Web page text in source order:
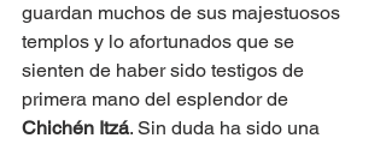
guardan muchos de sus majestuosos
templos y lo afortunados que se
sienten de haber sido testigos de
primera mano del esplendor de
Chichén Itzá. Sin duda ha sido una